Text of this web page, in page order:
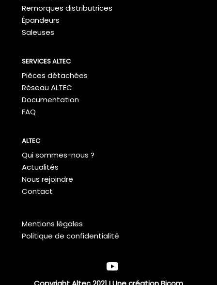
Remorques distributrices
Épandeurs
Saleuses
SERVICES ALTEC
Pièces détachées
Réseau ALTEC
Documentation
FAQ
ALTEC
Qui sommes-nous ?
Actualités
Nous rejoindre
Contact
Mentions légales
Politique de confidentialité